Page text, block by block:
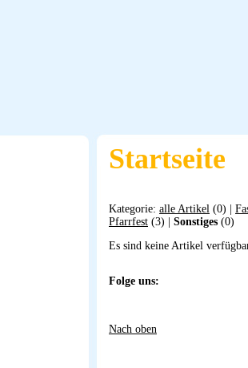
Startseite
Kategorie: alle Artikel (0) |
Pfarrfest (3) | Sonstiges (0)
Es sind keine Artikel
Folge uns:
Nach oben